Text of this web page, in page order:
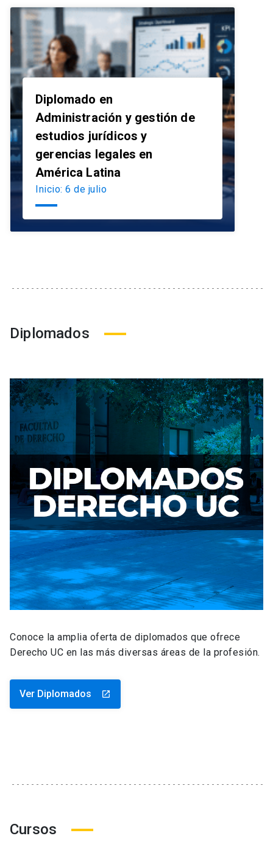
Diplomado en
Administración y gestión de
estudios jurídicos y
gerencias legales en
América Latina
Inicio: 6 de julio
Diplomados
Conoce la amplia oferta de diplomados que ofrece
Derecho UC en las más diversas áreas de la profesión.
Ver Diplomados launch
Cursos